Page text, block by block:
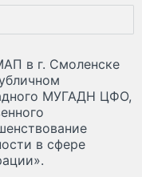
в г. Смоленске
МУГАДН ЦФО,
в сфере